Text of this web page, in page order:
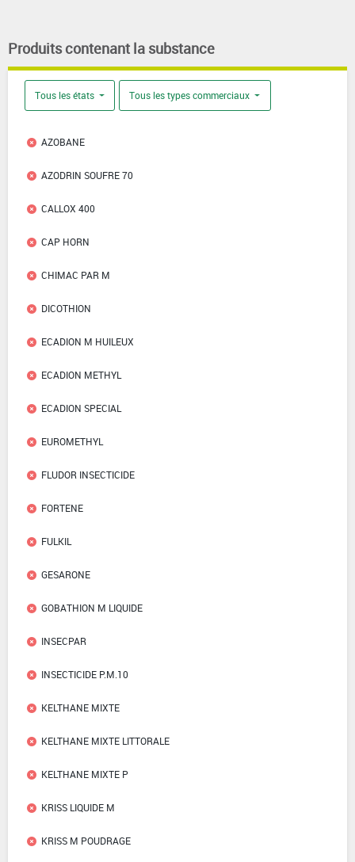
Produits contenant la substance
Tous les états Tous les types commerciaux
AZOBANE
AZODRIN SOUFRE 70
CALLOX 400
CAP HORN
CHIMAC PAR M
DICOTHION
ECADION M HUILEUX
ECADION METHYL
ECADION SPECIAL
EUROMETHYL
FLUDOR INSECTICIDE
FORTENE
FULKIL
GESARONE
GOBATHION M LIQUIDE
INSECPAR
INSECTICIDE P.M.10
KELTHANE MIXTE
KELTHANE MIXTE LITTORALE
KELTHANE MIXTE P
KRISS LIQUIDE M
KRISS M POUDRAGE